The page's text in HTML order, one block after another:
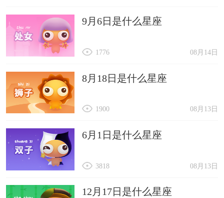
9月6日是什么星座
08月14日
1776
8月18日是什么星座
08月13日
1900
6月1日是什么星座
08月13日
3818
12月17日是什么星座